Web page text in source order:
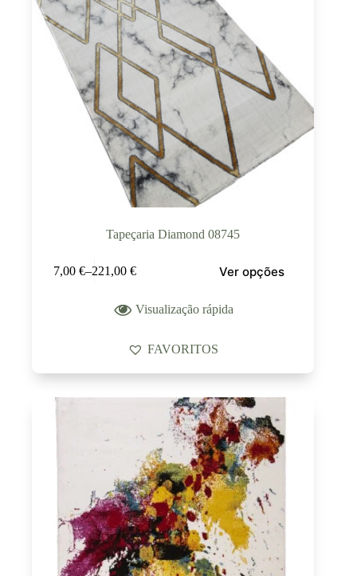
Tapeçaria Diamond 08745
7,00 €–221,00 € Ver opções
Visualização rápida
FAVORITOS